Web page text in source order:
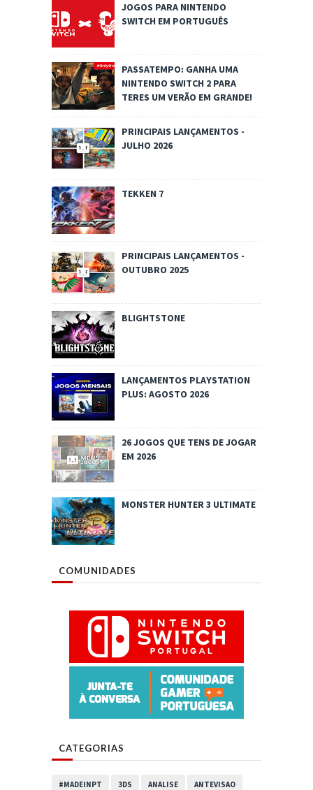
JOGOS PARA NINTENDO
SWITCH EM PORTUGUÊS
PASSATEMPO: GANHA UMA
NINTENDO SWITCH 2 PARA
TERES UM VERÃO EM GRANDE!
PRINCIPAIS LANÇAMENTOS -
JULHO 2026
TEKKEN 7
PRINCIPAIS LANÇAMENTOS -
OUTUBRO 2025
BLIGHTSTONE
LANÇAMENTOS PLAYSTATION
PLUS: AGOSTO 2026
26 JOGOS QUE TENS DE JOGAR
EM 2026
MONSTER HUNTER 3 ULTIMATE
COMUNIDADES
CATEGORIAS
#MADEINPT 3DS ANALISE ANTEVISAO